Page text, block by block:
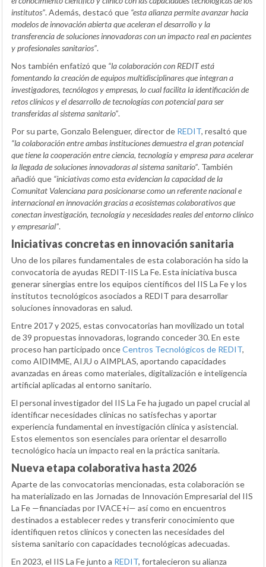
institutos”. Además, destacó que “esta alianza permite avanzar hacia
modelos de innovación abierta que aceleran el desarrollo y la
transferencia de soluciones innovadoras con un impacto real en pacientes
y profesionales sanitarios”.
Nos también enfatizó que “la colaboración con REDIT está
fomentando la creación de equipos multidisciplinares que integran a
investigadores, tecnólogos y empresas, lo cual facilita la identificación de
retos clínicos y el desarrollo de tecnologías con potencial para ser
transferidas al sistema sanitario”.
Por su parte, Gonzalo Belenguer, director de REDIT, resaltó que
“la colaboración entre ambas instituciones demuestra el gran potencial
que tiene la cooperación entre ciencia, tecnología y empresa para acelerar
la llegada de soluciones innovadoras al sistema sanitario”. También
añadió que “iniciativas como esta evidencian la capacidad de la
Comunitat Valenciana para posicionarse como un referente nacional e
internacional en innovación gracias a ecosistemas colaborativos que
conectan investigación, tecnología y necesidades reales del entorno clínico
y empresarial”.
Iniciativas concretas en innovación sanitaria
Uno de los pilares fundamentales de esta colaboración ha sido la
convocatoria de ayudas REDIT-IIS La Fe. Esta iniciativa busca
generar sinergias entre los equipos científicos del IIS La Fe y los
institutos tecnológicos asociados a REDIT para desarrollar
soluciones innovadoras en salud.
Entre 2017 y 2025, estas convocatorias han movilizado un total
de 39 propuestas innovadoras, logrando conceder 30. En este
proceso han participado onceCentros Tecnológicos de REDIT,
como AIDIMME, AIJU o AIMPLAS, aportando capacidades
avanzadas en áreas como materiales, digitalización e inteligencia
artificial aplicadas al entorno sanitario.
El personal investigador del IIS La Fe ha jugado un papel crucial al
identificar necesidades clínicas no satisfechas y aportar
experiencia fundamental en investigación clínica y asistencial.
Estos elementos son esenciales para orientar el desarrollo
tecnológico hacia un impacto real en la práctica sanitaria.
Nueva etapa colaborativa hasta 2026
Aparte de las convocatorias mencionadas, esta colaboración se
ha materializado en las Jornadas de Innovación Empresarial del IIS
La Fe —financiadas por IVACE+i— así como en encuentros
destinados a establecer redes y transferir conocimiento que
identifiquen retos clínicos y conecten las necesidades del
sistema sanitario con capacidades tecnológicas adecuadas.
En 2023, el IIS La Fe junto a REDIT, fortalecieron su alianza